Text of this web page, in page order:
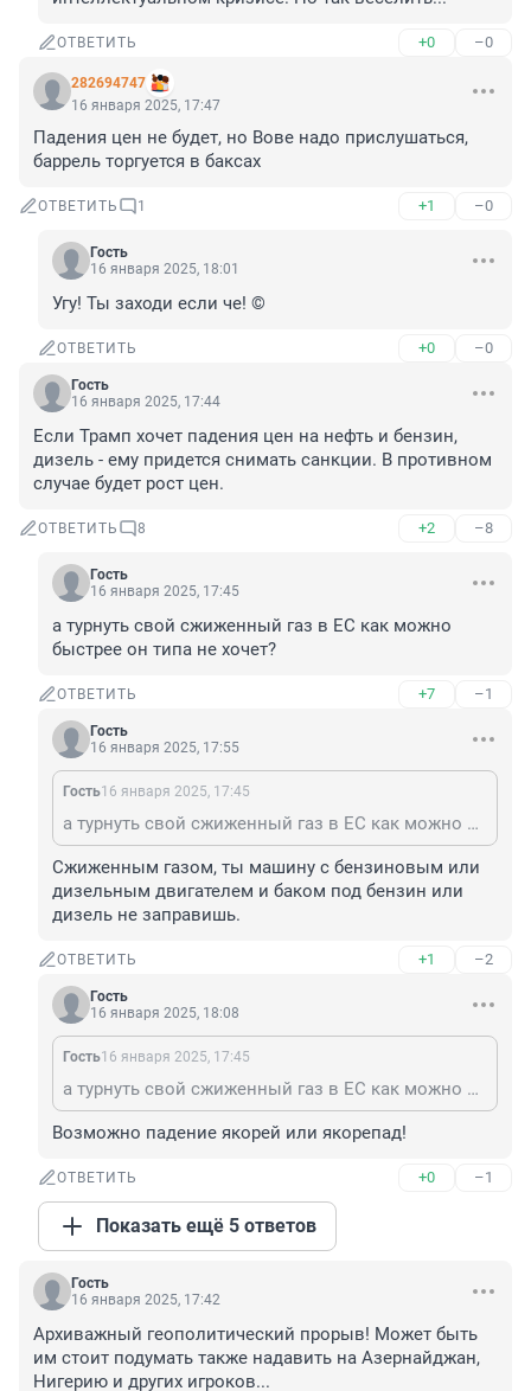
ОТВЕТИТЬ +0 –0
282694747
16 января 2025, 17:47
Падения цен не будет, но Вове надо прислушаться,
баррель торгуется в баксах
ОТВЕТИТЬ 1 +1 –0
Гость
16 января 2025, 18:01
Угу! Ты заходи если че! ©
ОТВЕТИТЬ +0 –0
Гость
16 января 2025, 17:44
Если Трамп хочет падения цен на нефть и бензин,
дизель - ему придется снимать санкции. В противном
случае будет рост цен.
ОТВЕТИТЬ 8 +2 –8
Гость
16 января 2025, 17:45
а турнуть свой сжиженный газ в ЕС как можно
быстрее он типа не хочет?
ОТВЕТИТЬ +7 –1
Гость
16 января 2025, 17:55
Гость16 января 2025, 17:45
а турнуть свой сжиженный газ в ЕС как можно быстрее он типа не хочет?
Сжиженным газом, ты машину с бензиновым или
дизельным двигателем и баком под бензин или
дизель не заправишь.
ОТВЕТИТЬ +1 –2
Гость
16 января 2025, 18:08
Гость16 января 2025, 17:45
а турнуть свой сжиженный газ в ЕС как можно быстрее он типа не хочет?
Возможно падение якорей или якорепад!
ОТВЕТИТЬ +0 –1
Показать ещё 5 ответов
Гость
16 января 2025, 17:42
Архиважный геополитический прорыв! Может быть
им стоит подумать также надавить на Азернайджан,
Нигерию и других игроков...